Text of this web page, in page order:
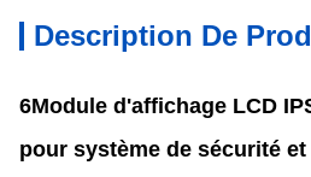
Description De
6Module d'affichage LCD
pour système de sécurité